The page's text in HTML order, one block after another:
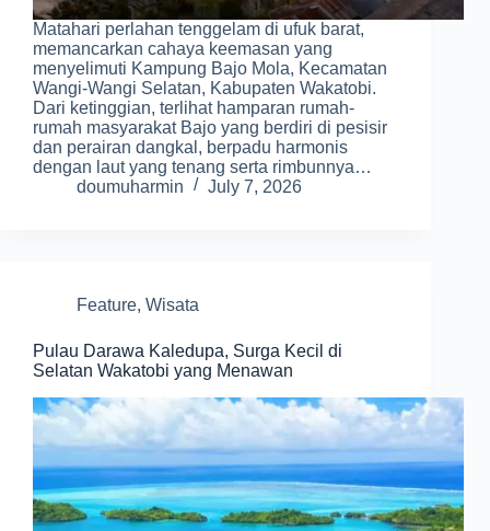
Matahari perlahan tenggelam di ufuk barat,
memancarkan cahaya keemasan yang
menyelimuti Kampung Bajo Mola, Kecamatan
Wangi-Wangi Selatan, Kabupaten Wakatobi.
Dari ketinggian, terlihat hamparan rumah-
rumah masyarakat Bajo yang berdiri di pesisir
dan perairan dangkal, berpadu harmonis
dengan laut yang tenang serta rimbunnya…
doumuharmin
July 7, 2026
Feature, Wisata
Pulau Darawa Kaledupa, Surga Kecil di
Selatan Wakatobi yang Menawan